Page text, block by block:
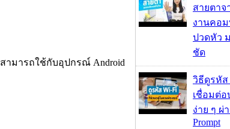
ามารถใช้กับอุปกรณ์ Android
สายตาจ
งานคอม
ปวดหัว
ชัด
วิธีดูรหัส
เชื่อมต่อ
ง่าย ๆ ผ่
Prompt